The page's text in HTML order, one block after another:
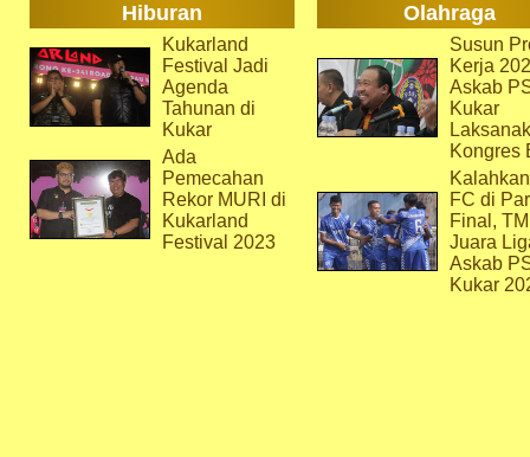
Hiburan Olahraga
Kukarland
Festival Jadi
Agenda
Tahunan di
Kukar
Ada
Pemecahan
Rekor MURI di
Kukarland
Festival 2023
Susun
Kerja
Askab
Kukar
Kongres
FC di
Final,
Juara
Askab
Kukar